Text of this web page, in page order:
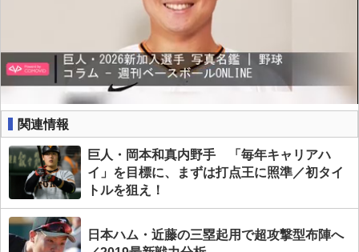
関連情報
巨人・岡本和真内野手 「毎年キャリアハ
イ」を目標に、まずは打点王に照準／初タイ
トルを狙え！
日本ハム・近藤の三塁起用で超攻撃型布陣へ